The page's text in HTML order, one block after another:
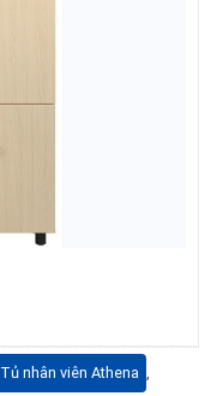
Tủ nhân viên Athena